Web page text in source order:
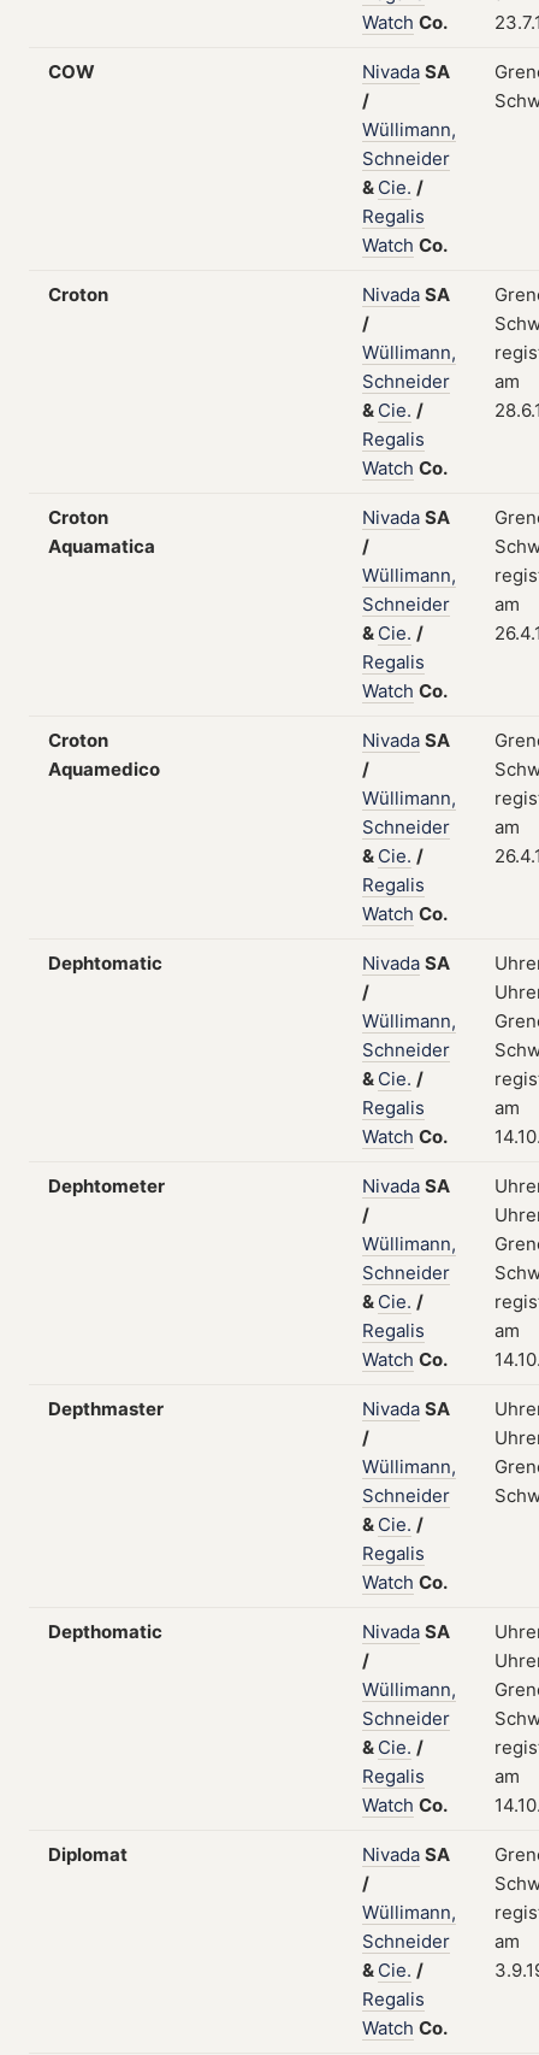
Watch Co.
COW Nivada SA
/
Wüllimann,
Schneider
& Cie. /
Regalis
Watch Co.
Croton Nivada SA
/
Wüllimann,
Schneider
& Cie. /
Regalis
Watch Co.
am
Croton
Aquamatica
Nivada SA
/
Wüllimann,
Schneider
& Cie. /
Regalis
Watch Co.
am
Croton
Aquamedico
Nivada SA
/
Wüllimann,
Schneider
& Cie. /
Regalis
Watch Co.
am
Dephtomatic Nivada SA
/
Wüllimann,
Schneider
& Cie. /
Regalis
Watch Co.
am
Dephtometer Nivada SA
/
Wüllimann,
Schneider
& Cie. /
Regalis
Watch Co.
am
Depthmaster Nivada SA
/
Wüllimann,
Schneider
& Cie. /
Regalis
Watch Co.
Depthomatic Nivada SA
/
Wüllimann,
Schneider
& Cie. /
Regalis
Watch Co.
am
Diplomat Nivada SA
/
Wüllimann,
Schneider
& Cie. /
Regalis
Watch Co.
am